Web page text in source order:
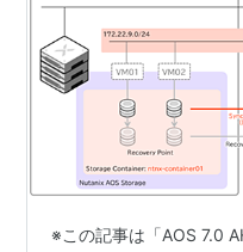
※この記事は「AOS 7.0